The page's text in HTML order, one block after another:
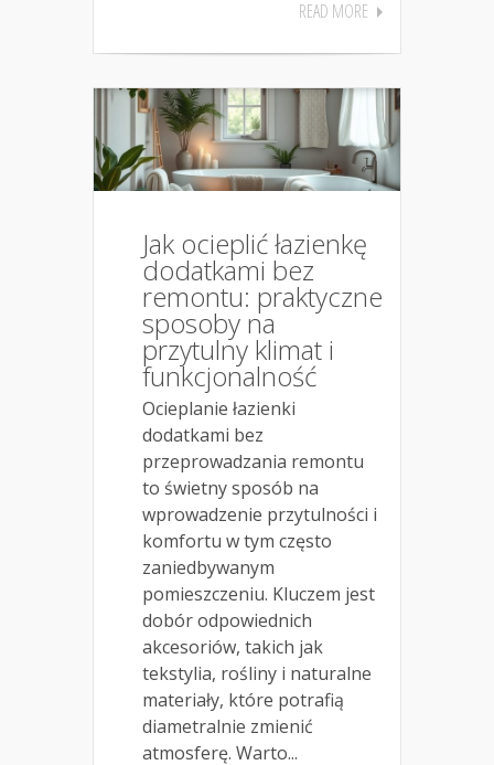
READ MORE
Jak ocieplić łazienkę
dodatkami bez
remontu: praktyczne
sposoby na
przytulny klimat i
funkcjonalność
Ocieplanie łazienki
dodatkami bez
przeprowadzania remontu
to świetny sposób na
wprowadzenie przytulności i
komfortu w tym często
zaniedbywanym
pomieszczeniu. Kluczem jest
dobór odpowiednich
akcesoriów, takich jak
tekstylia, rośliny i naturalne
materiały, które potrafią
diametralnie zmienić
atmosferę. Warto...